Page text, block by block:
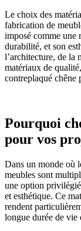
Le choix des
fabrication de
imposé comme une
durabilité, et son
l’architecture, de la
matériaux de
contreplaqué chêne
Pourquoi
pour vos
Dans un monde où
meubles sont
une option
et esthétique. Ce
rendent
longue durée de vie